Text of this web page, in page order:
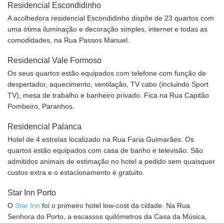
Residencial Escondidinho
A acolhedora residencial Escondidinho dispõe de 23 quartos com
uma ótima iluminação e decoração simples, internet e todas as
comodidades, na Rua Passos Manuel.
Residencial Vale Formoso
Os seus quartos estão equipados com telefone com função de
despertador, aquecimento, ventilação, TV cabo (incluindo Sport
TV), mesa de trabalho e banheiro privado. Fica na Rua Capitão
Pombeiro, Paranhos.
Residencial Palanca
Hotel de 4 estrelas localizado na Rua Faria Guimarães. Os
quartos estão equipados com casa de banho e televisão. São
admitidos animais de estimação no hotel a pedido sem quaisquer
custos extra e o estacionamento é gratuito.
Star Inn Porto
O Star Inn foi o primeiro hotel low-cost da cidade. Na Rua
Senhora do Porto, a escassos quilómetros da Casa da Música,